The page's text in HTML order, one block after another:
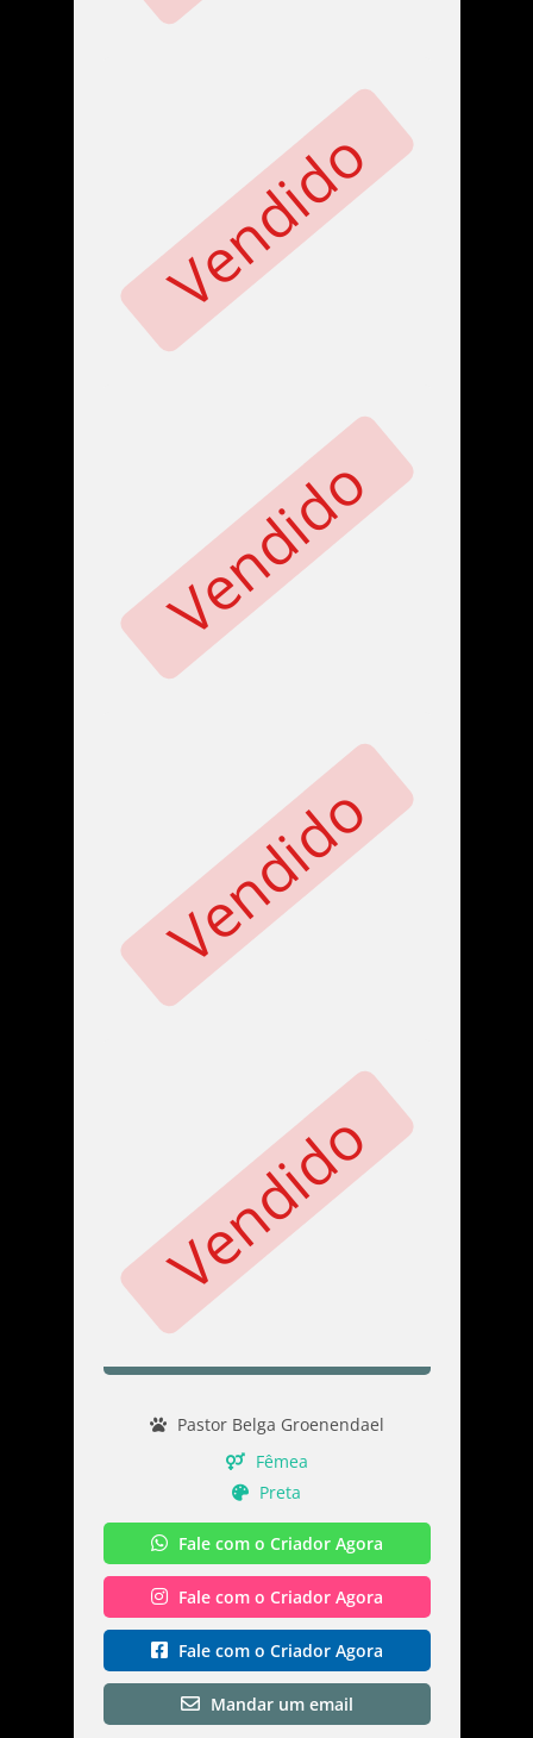
Vendido
Vendido
Vendido
Vendido
Pastor Belga Groenendael
Fêmea
Preta
Fale com o Criador Agora
Fale com o Criador Agora
Fale com o Criador Agora
Mandar um email